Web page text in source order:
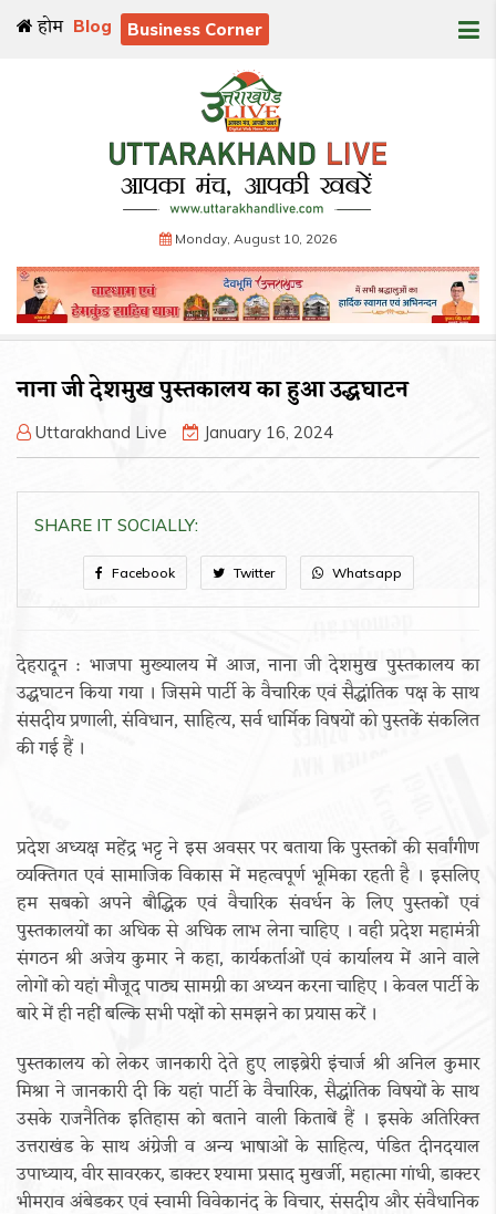
होम Blog Business Corner
Monday, August 10, 2026
नाना जी देशमुख पुस्तकालय का हुआ उद्धघाटन
Uttarakhand Live January 16, 2024
SHARE IT SOCIALLY:
Facebook Twitter Whatsapp
देहरादून : भाजपा मुख्यालय में आज, नाना जी देशमुख पुस्तकालय का
उद्धघाटन किया गया । जिसमे पार्टी के वैचारिक एवं सैद्धांतिक पक्ष के साथ
संसदीय प्रणाली, संविधान, साहित्य, सर्व धार्मिक विषयों को पुस्तकें संकलित
की गई हैं ।
प्रदेश अध्यक्ष महेंद्र भट्ट ने इस अवसर पर बताया कि पुस्तकों की सर्वांगीण
व्यक्तिगत एवं सामाजिक विकास में महत्वपूर्ण भूमिका रहती है । इसलिए
हम सबको अपने बौद्धिक एवं वैचारिक संवर्धन के लिए पुस्तकों एवं
पुस्तकालयों का अधिक से अधिक लाभ लेना चाहिए । वही प्रदेश महामंत्री
संगठन श्री अजेय कुमार ने कहा, कार्यकर्ताओं एवं कार्यालय में आने वाले
लोगों को यहां मौजूद पाठ्य सामग्री का अध्यन करना चाहिए । केवल पार्टी के
बारे में ही नहीं बल्कि सभी पक्षों को समझने का प्रयास करें ।
पुस्तकालय को लेकर जानकारी देते हुए लाइब्रेरी इंचार्ज श्री अनिल कुमार
मिश्रा ने जानकारी दी कि यहां पार्टी के वैचारिक, सैद्धांतिक विषयों के साथ
उसके राजनैतिक इतिहास को बताने वाली किताबें हैं । इसके अतिरिक्त
उत्तराखंड के साथ अंग्रेजी व अन्य भाषाओं के साहित्य, पंडित दीनदयाल
उपाध्याय, वीर सावरकर, डाक्टर श्यामा प्रसाद मुखर्जी, महात्मा गांधी, डाक्टर
भीमराव अंबेडकर एवं स्वामी विवेकानंद के विचार, संसदीय और संवैधानिक